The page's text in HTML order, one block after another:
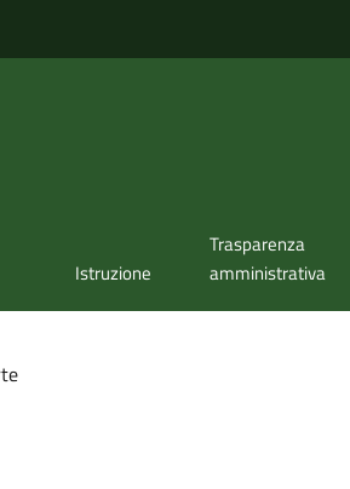
Istruzione
Trasparenza
amministrativa